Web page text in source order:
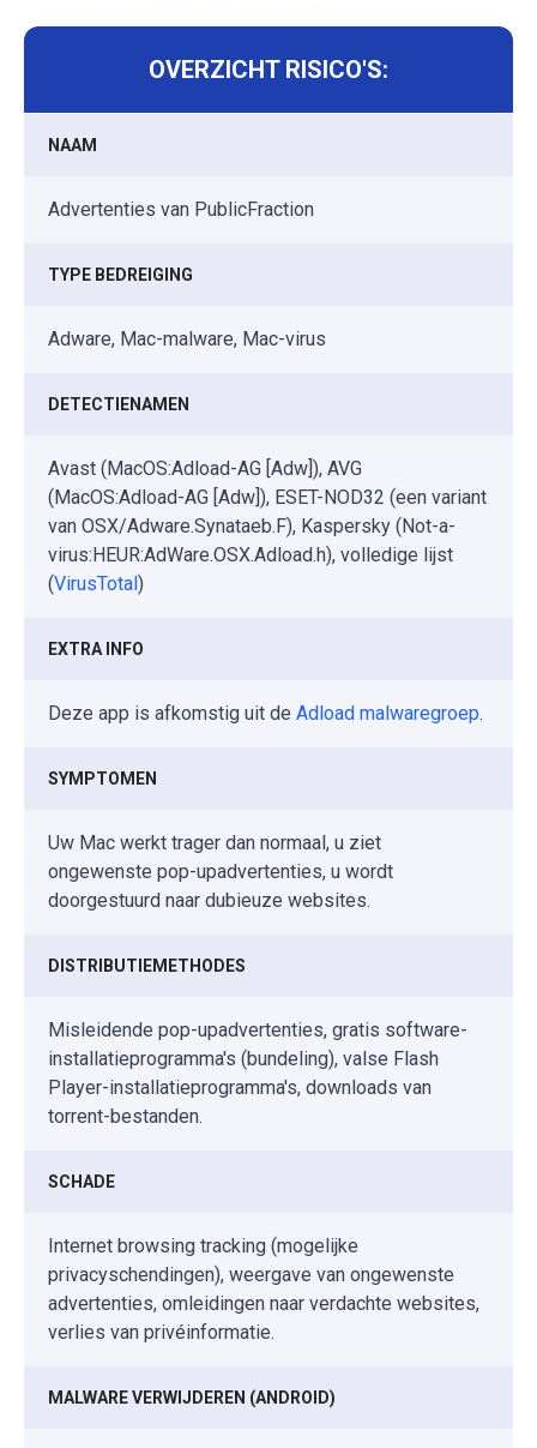
OVERZICHT RISICO'S:
NAAM
Advertenties van PublicFraction
TYPE BEDREIGING
Adware, Mac-malware, Mac-virus
DETECTIENAMEN
Avast (MacOS:Adload-AG [Adw]), AVG
(MacOS:Adload-AG [Adw]), ESET-NOD32 (een variant
van OSX/Adware.Synataeb.F), Kaspersky (Not-a-
virus:HEUR:AdWare.OSX.Adload.h), volledige lijst
(VirusTotal)
EXTRA INFO
Deze app is afkomstig uit de Adload malwaregroep.
SYMPTOMEN
Uw Mac werkt trager dan normaal, u ziet
ongewenste pop-upadvertenties, u wordt
doorgestuurd naar dubieuze websites.
DISTRIBUTIEMETHODES
Misleidende pop-upadvertenties, gratis software-
installatieprogramma's (bundeling), valse Flash
Player-installatieprogramma's, downloads van
torrent-bestanden.
SCHADE
Internet browsing tracking (mogelijke
privacyschendingen), weergave van ongewenste
advertenties, omleidingen naar verdachte websites,
verlies van privéinformatie.
MALWARE VERWIJDEREN (ANDROID)